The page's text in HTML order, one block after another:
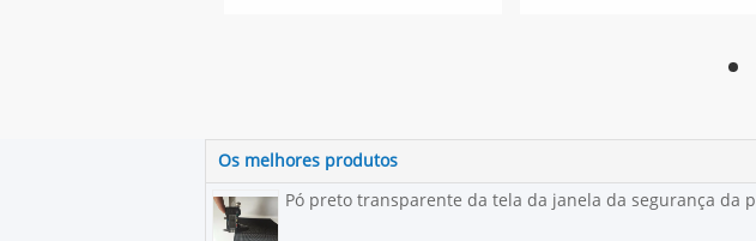
hd
Os melhores produtos
Pó preto transparente da tela da janela da segurança da